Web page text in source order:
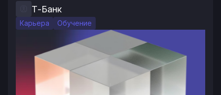
Т-Банк
Карьера Обучение